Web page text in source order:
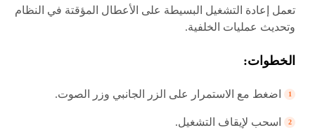
تعمل إعادة التشغيل البسيطة على الأعطال المؤقتة في النظام
وتحديث عمليات الخلفية.
الخطوات:
اضغط مع الاستمرار على الزر الجانبي وزر الصوت.
اسحب لإيقاف التشغيل.